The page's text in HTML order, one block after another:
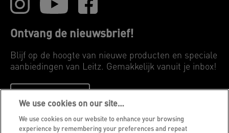
Ontvang de nieuwsbrief!
Blijf op de hoogte van nieuwe producten en speciale
aanbiedingen van Leitz. Gemakkelijk vanuit je inbox!
Privacyverklaring
We use cookies on our site…
We use cookies on our website to enhance your browsing
experience by remembering your preferences and repeat